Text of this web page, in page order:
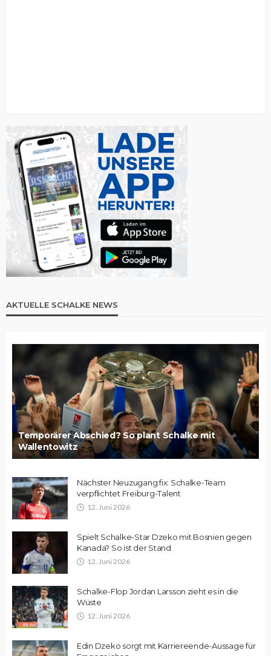
AKTUELLE SCHALKE NEWS
Temporärer Abschied? So plant Schalke mit
Wallentowitz
Nächster Neuzugang fix: Schalke-Team
verpflichtet Freiburg-Talent
12. Juni 2026
Spielt Schalke-Star Dzeko mit Bosnien gegen
Kanada? So ist der Stand
12. Juni 2026
Schalke-Flop Jordan Larsson zieht es in die
Wüste
12. Juni 2026
Edin Dzeko sorgt mit Karriereende-Aussage für